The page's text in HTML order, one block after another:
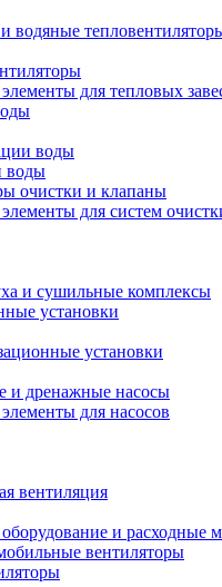
водяные
для тепловых
воды
воды
очистки и клапаны
для систем
и сушильные комплексы
установки
установки
и дренажные насосы
для насосов
вентиляция
и расходные
вентиляторы